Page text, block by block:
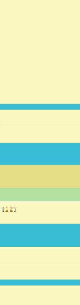
[ 1 2 ]